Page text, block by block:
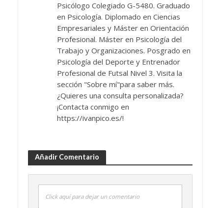
Psicólogo Colegiado G-5480. Graduado
en Psicología. Diplomado en Ciencias
Empresariales y Máster en Orientación
Profesional. Máster en Psicología del
Trabajo y Organizaciones. Posgrado en
Psicología del Deporte y Entrenador
Profesional de Futsal Nivel 3. Visita la
sección "Sobre mí"para saber más.
¿Quieres una consulta personalizada?
¡Contacta conmigo en
https://ivanpico.es/!
Añadir Comentario
Click aquí para dejar un comentario